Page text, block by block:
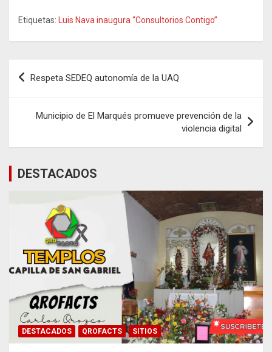
Etiquetas: Luis Nava inaugura “Consultorios Contigo”
Navegación
entradas
Respeta SEDEQ autonomía de la UAQ
Municipio de El Marqués promueve prevención de la
violencia digital
DESTACADOS
DESTACADOS QROFACTS SITIOS